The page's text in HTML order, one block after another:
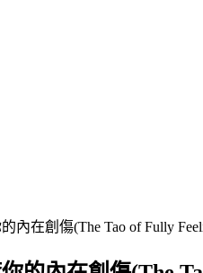
創傷(The Tao of Fully